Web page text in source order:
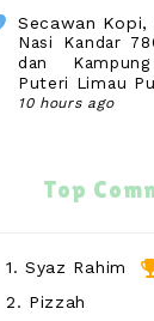
Secawan Kopi,
Nasi Kandar
dan
Puteri Limau
10 hours ago
12 hours ago
Kasih
19 hours ago
Top
1. Syaz Rahim
2. Pizzah